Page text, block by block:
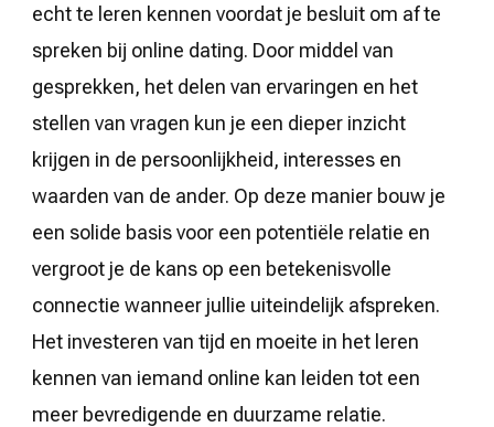
echt te leren kennen voordat je besluit om af te
spreken bij online dating. Door middel van
gesprekken, het delen van ervaringen en het
stellen van vragen kun je een dieper inzicht
krijgen in de persoonlijkheid, interesses en
waarden van de ander. Op deze manier bouw je
een solide basis voor een potentiële relatie en
vergroot je de kans op een betekenisvolle
connectie wanneer jullie uiteindelijk afspreken.
Het investeren van tijd en moeite in het leren
kennen van iemand online kan leiden tot een
meer bevredigende en duurzame relatie.